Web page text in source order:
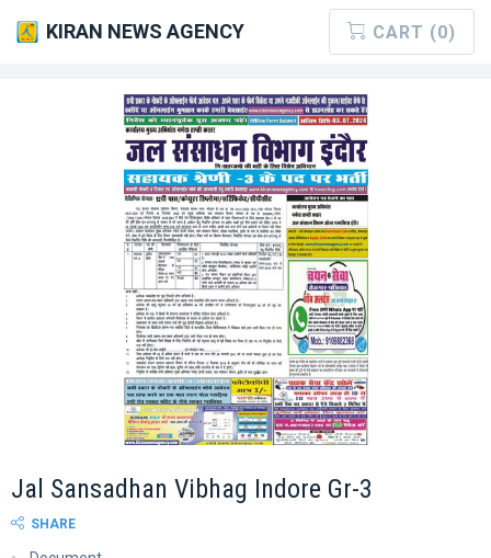
KIRAN NEWS AGENCY CART (0)
Jal Sansadhan Vibhag Indore Gr-3
SHARE